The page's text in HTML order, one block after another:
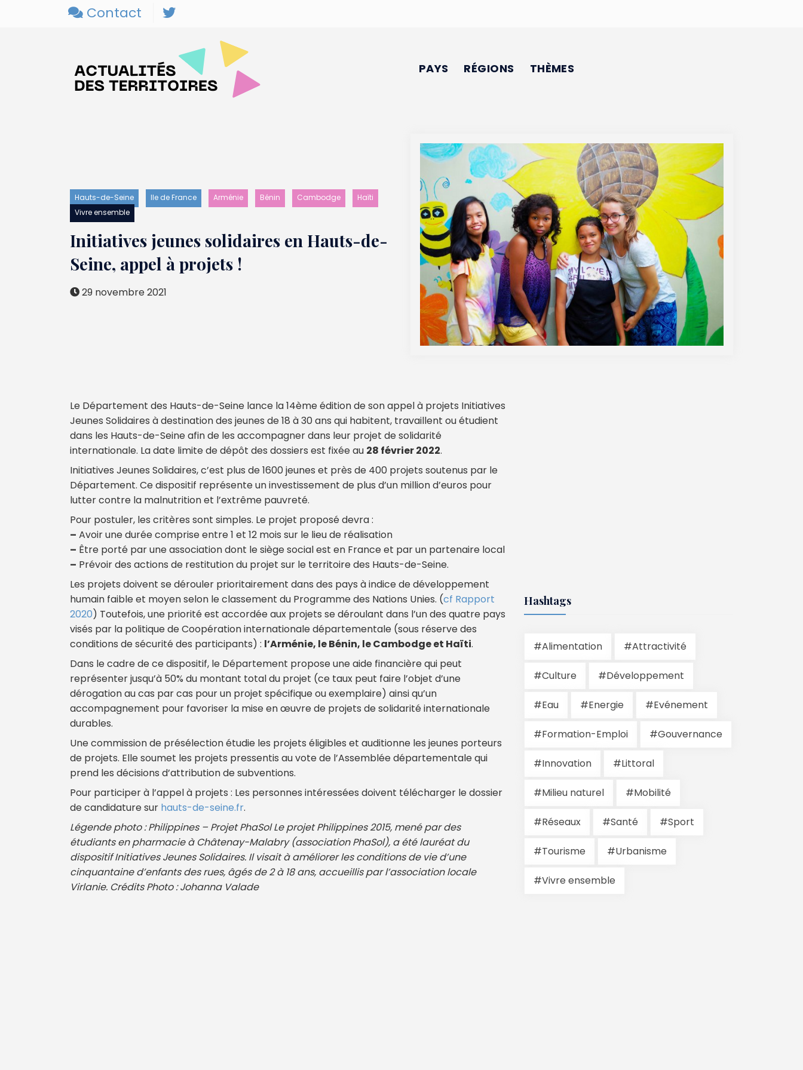
Contact
PAYS RÉGIONS THÈMES
Hauts-de-Seine Ile de France Arménie Bénin Cambodge
Haïti
Vivre ensemble
Initiatives jeunes solidaires en Hauts-de-
Seine, appel à projets !
29 novembre 2021
Le Département des Hauts-de-Seine lance la 14ème édition de son appel à projets Initiatives
Jeunes Solidaires à destination des jeunes de 18 à 30 ans qui habitent, travaillent ou étudient
dans les Hauts-de-Seine afin de les accompagner dans leur projet de solidarité
internationale. La date limite de dépôt des dossiers est fixée au 28 février 2022.
Initiatives Jeunes Solidaires, c’est plus de 1600 jeunes et près de 400 projets soutenus par le
Département. Ce dispositif représente un investissement de plus d’un million d’euros pour
lutter contre la malnutrition et l’extrême pauvreté.
Pour postuler, les critères sont simples. Le projet proposé devra :
– Avoir une durée comprise entre 1 et 12 mois sur le lieu de réalisation
– Être porté par une association dont le siège social est en France et par un partenaire local
– Prévoir des actions de restitution du projet sur le territoire des Hauts-de-Seine.
Les projets doivent se dérouler prioritairement dans des pays à indice de développement
humain faible et moyen selon le classement du Programme des Nations Unies. (cf Rapport
2020) Toutefois, une priorité est accordée aux projets se déroulant dans l’un des quatre pays
visés par la politique de Coopération internationale départementale (sous réserve des
conditions de sécurité des participants) : l’Arménie, le Bénin, le Cambodge et Haïti.
Dans le cadre de ce dispositif, le Département propose une aide financière qui peut
représenter jusqu’à 50% du montant total du projet (ce taux peut faire l’objet d’une
dérogation au cas par cas pour un projet spécifique ou exemplaire) ainsi qu’un
accompagnement pour favoriser la mise en œuvre de projets de solidarité internationale
durables.
Une commission de présélection étudie les projets éligibles et auditionne les jeunes porteurs
de projets. Elle soumet les projets pressentis au vote de l’Assemblée départementale qui
prend les décisions d’attribution de subventions.
Pour participer à l’appel à projets : Les personnes intéressées doivent télécharger le dossier
de candidature sur hauts-de-seine.fr.
Légende photo : Philippines – Projet PhaSol Le projet Philippines 2015, mené par des
étudiants en pharmacie à Châtenay-Malabry (association PhaSol), a été lauréat du
dispositif Initiatives Jeunes Solidaires. Il visait à améliorer les conditions de vie d’une
cinquantaine d’enfants des rues, âgés de 2 à 18 ans, accueillis par l’association locale
Virlanie. Crédits Photo : Johanna Valade
Hashtags
#Alimentation #Attractivité
#Culture #Développement
#Eau #Energie #Evénement
#Formation-Emploi #Gouvernance
#Innovation #Littoral
#Milieu naturel #Mobilité
#Réseaux #Santé #Sport
#Tourisme #Urbanisme
#Vivre ensemble